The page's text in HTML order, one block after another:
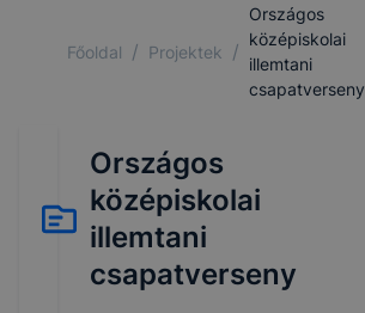
Főoldal / Projektek /
Országos
középiskolai
illemtani
csapatverseny
Országos
középiskolai
illemtani
csapatverseny